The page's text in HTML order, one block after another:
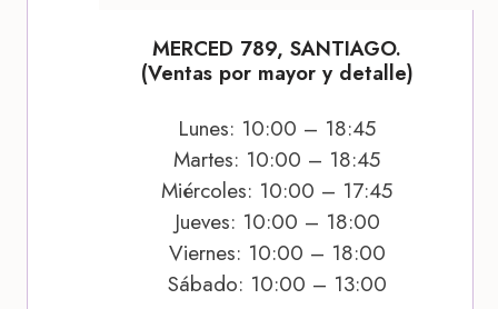
MERCED 789, SANTIAGO.
(Ventas por mayor y detalle)
Lunes: 10:00 – 18:45
Martes: 10:00 – 18:45
Miércoles: 10:00 – 17:45
Jueves: 10:00 – 18:00
Viernes: 10:00 – 18:00
Sábado: 10:00 – 13:00